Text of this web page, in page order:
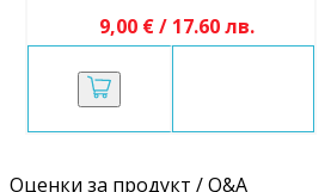
9,00 € / 17.60 лв.
Оценки за продукт / Q&A